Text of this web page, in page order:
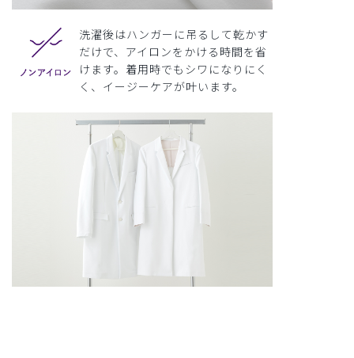
洗濯後はハンガーに吊るして乾かす
だけで、アイロンをかける時間を省
けます。着用時でもシワになりにく
く、イージーケアが叶います。